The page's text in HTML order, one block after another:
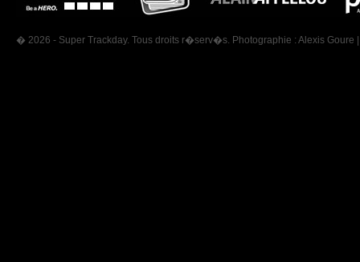
� 2026 - Super Trackday. Tous droits r�serv�s. Photographie : Alexis Goure